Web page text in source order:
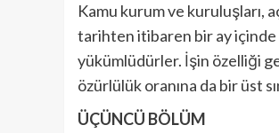
Kamu kurum ve kuruluşları,
tarihten itibaren bir ay
yükümlüdürler. İşin özelliği
özürlülük oranına da bir üst
ÜÇÜNCÜ BÖLÜM